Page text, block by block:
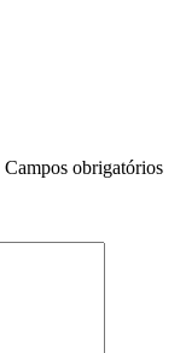
Campos obrigatórios